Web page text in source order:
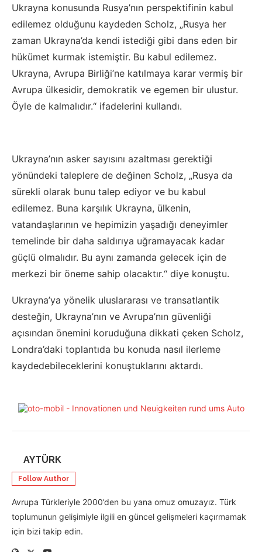
Ukrayna konusunda Rusya’nın perspektifinin kabul
edilemez olduğunu kaydeden Scholz, „Rusya her
zaman Ukrayna’da kendi istediği gibi dans eden bir
hükümet kurmak istemiştir. Bu kabul edilemez.
Ukrayna, Avrupa Birliği’ne katılmaya karar vermiş bir
Avrupa ülkesidir, demokratik ve egemen bir ulustur.
Öyle de kalmalıdır.“ ifadelerini kullandı.
Ukrayna’nın asker sayısını azaltması gerektiği
yönündeki taleplere de değinen Scholz, „Rusya da
sürekli olarak bunu talep ediyor ve bu kabul
edilemez. Buna karşılık Ukrayna, ülkenin,
vatandaşlarının ve hepimizin yaşadığı deneyimler
temelinde bir daha saldırıya uğramayacak kadar
güçlü olmalıdır. Bu aynı zamanda gelecek için de
merkezi bir öneme sahip olacaktır.“ diye konuştu.
Ukrayna’ya yönelik uluslararası ve transatlantik
desteğin, Ukrayna’nın ve Avrupa’nın güvenliği
açısından önemini koruduğuna dikkati çeken Scholz,
Londra’daki toplantıda bu konuda nasıl ilerleme
kaydedebileceklerini konuştuklarını aktardı.
AYTÜRK
Follow Author
Avrupa Türkleriyle 2000’den bu yana omuz omuzayız. Türk
toplumunun gelişimiyle ilgili en güncel gelişmeleri kaçırmamak
için bizi takip edin.